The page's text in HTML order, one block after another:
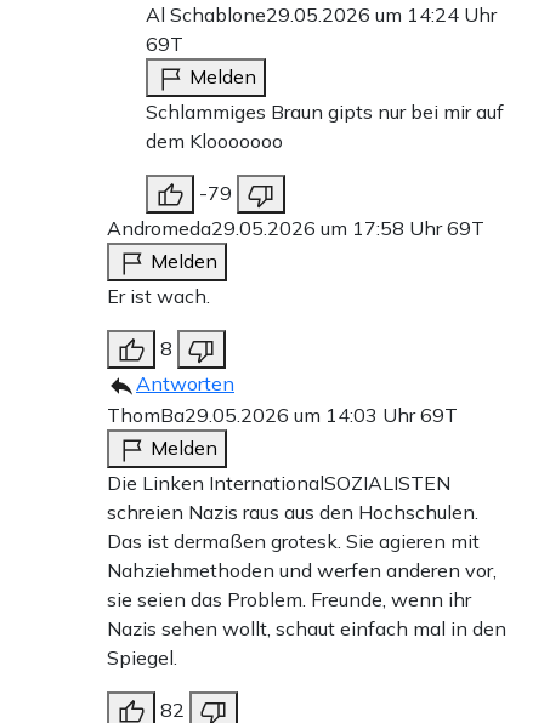
Al Schablone29.05.2026 um 14:24 Uhr
69T
Melden
Schlammiges Braun gipts nur bei mir auf
dem Klooooooo
-79
Andromeda29.05.2026 um 17:58 Uhr69T
Melden
Er ist wach.
8
Antworten
ThomBa29.05.2026 um 14:03 Uhr69T
Melden
Die Linken InternationalSOZIALISTEN
schreien Nazis raus aus den Hochschulen.
Das ist dermaßen grotesk. Sie agieren mit
Nahziehmethoden und werfen anderen vor,
sie seien das Problem. Freunde, wenn ihr
Nazis sehen wollt, schaut einfach mal in den
Spiegel.
82